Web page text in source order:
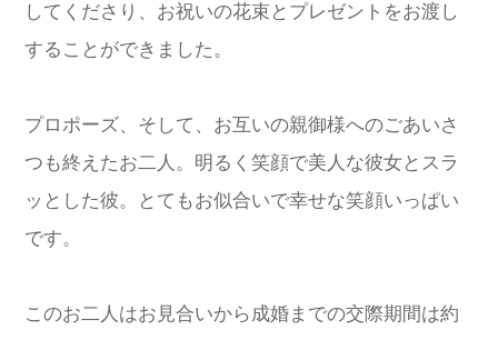
してくださり、お祝いの花束とプレゼントをお渡し
することができました。
プロポーズ、そして、お互いの親御様へのごあいさ
つも終えたお二人。明るく笑顔で美人な彼女とスラ
ッとした彼。とてもお似合いで幸せな笑顔いっぱい
です。
このお二人はお見合いから成婚までの交際期間は約